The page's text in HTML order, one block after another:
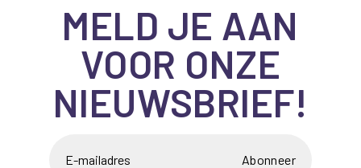
MELD JE AAN
VOOR ONZE
NIEUWSBRIEF!
Abonneer